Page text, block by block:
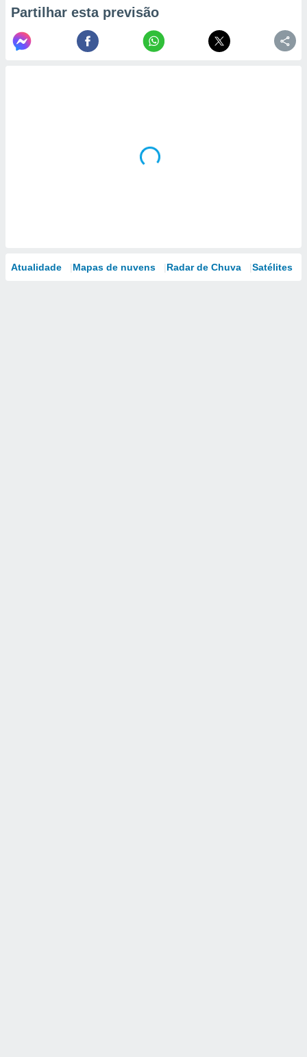
Partilhar esta previsão
Atualidade Mapas de nuvens Radar de Chuva Satélites